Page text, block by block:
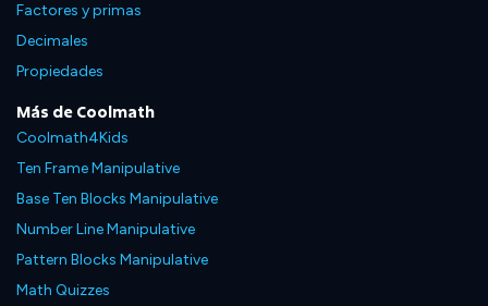
Factores y primas
Decimales
Propiedades
Más de Coolmath
Coolmath4Kids
Ten Frame Manipulative
Base Ten Blocks Manipulative
Number Line Manipulative
Pattern Blocks Manipulative
Math Quizzes